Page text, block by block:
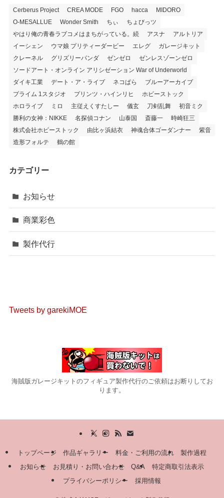
Cerberus Project CREA MODE FGO hacca
MIDORO
O-MESALLUE
Wonder Smith ちぃ
ちょびっツ
やはり俺の青春ラブコメはまちがっている。続
アスナ
アルトリア
イーシェン
ウマ娘 プリティーダービー エレグ
ガレージキット
クレーネル
グリズリーパンダ ゼンゼロ
ゼンレスゾーンゼロ
ソードアート・オンライン アリシゼーション War of Underworld
ダイキ工業
デート・ア・ライブ ネコぱら
ブルーアーカイブ
プライム 1スタジオ
プリンツ・ハインリヒ
ホビーストック
ホロライブ
ミロ 主従えくすたしー 儀玄 刀剣乱舞
初音ミク
勝利の女神：NIKKE
名探偵コナン 山泰国 斎藤一
時崎狂三
株式会社ホビーストック
由比ヶ浜結衣 神魂合体ゴーダンナー
紫音
造形フォルテ
鶴の館
カテゴリー
お知らせ
商業彩色
製作代行
Tweets by garekiMOE
海賊版ガレージキットのフィギュア製作代行のご依頼はお断りしてお
ります。
トップページ 作品ギャラリー 料金・ご利用の流れ
製作過程
お知らせ
お見積り・お問い合わせ Q&A
特定商取引法表示
プライバシーポリシー
採用情報